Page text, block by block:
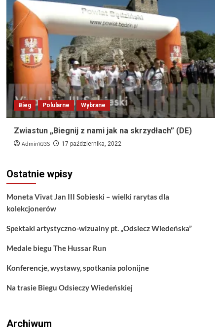
Bieg Polularne Wybrane
Zwiastun „Biegnij z nami jak na skrzydłach” (DE)
AdminVJ3S 17 października, 2022
Ostatnie wpisy
Moneta Vivat Jan III Sobieski – wielki rarytas dla
kolekcjonerów
Spektakl artystyczno-wizualny pt. „Odsiecz Wiedeńska”
Medale biegu The Hussar Run
Konferencje, wystawy, spotkania polonijne
Na trasie Biegu Odsieczy Wiedeńskiej
Archiwum